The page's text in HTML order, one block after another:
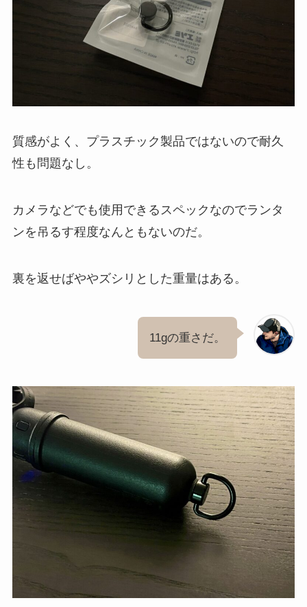
質感がよく、プラスチック製品ではないので耐久
性も問題なし。
カメラなどでも使用できるスペックなのでランタ
ンを吊るす程度なんともないのだ。
裏を返せばややズシリとした重量はある。
11gの重さだ。